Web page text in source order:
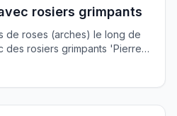
rosiers grimpants
de roses (arches) le long de
des rosiers grimpants 'Pierre
classiques. Installation